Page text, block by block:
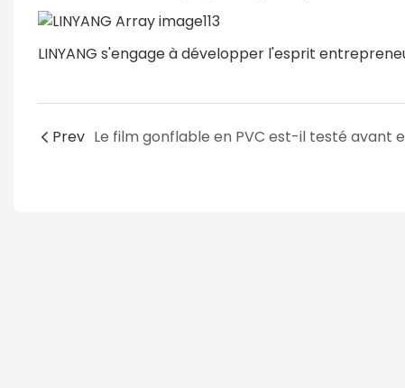
LINYANG s'engage à développer l'esprit
Prev